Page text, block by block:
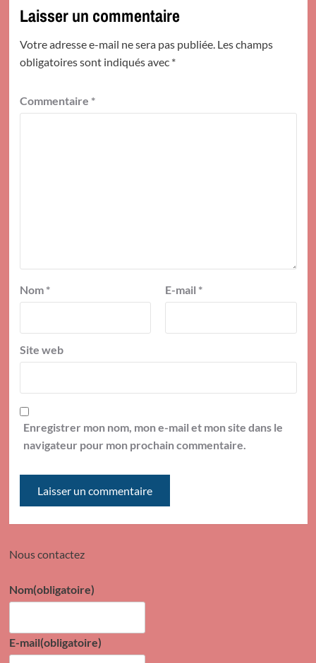
Laisser un commentaire
Votre adresse e-mail ne sera pas publiée. Les champs
obligatoires sont indiqués avec *
Commentaire *
Nom * E-mail *
Site web
Enregistrer mon nom, mon e-mail et mon site dans le
navigateur pour mon prochain commentaire.
Nous contactez
Nom(obligatoire)
E-mail(obligatoire)